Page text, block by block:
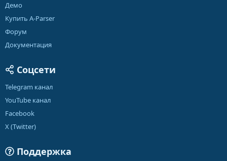
Демо
Купить A-Parser
Форум
Документация
Соцсети
Telegram канал
YouTube канал
Facebook
X (Twitter)
Поддержка